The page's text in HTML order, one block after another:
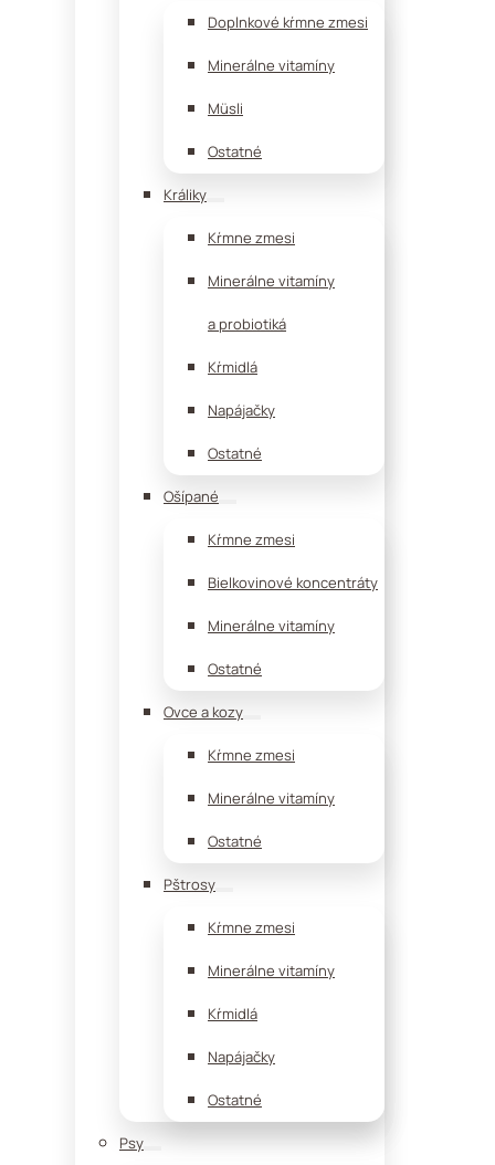
Doplnkové kŕmne zmesi
Minerálne vitamíny
Müsli
Ostatné
Králiky
Kŕmne zmesi
Minerálne vitamíny
a probiotiká
Kŕmidlá
Napájačky
Ostatné
Ošípané
Kŕmne zmesi
Bielkovinové koncentráty
Minerálne vitamíny
Ostatné
Ovce a kozy
Kŕmne zmesi
Minerálne vitamíny
Ostatné
Pštrosy
Kŕmne zmesi
Minerálne vitamíny
Kŕmidlá
Napájačky
Ostatné
Psy